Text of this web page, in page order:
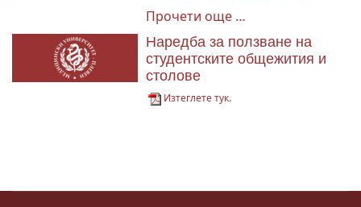
Прочети още …
Наредба за ползване на
студентските общежития и
столове
Изтеглете тук.